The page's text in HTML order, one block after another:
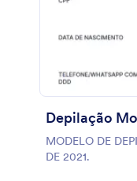
MODELO DE
DE 2021.